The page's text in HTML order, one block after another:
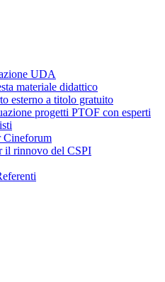
UDA
materiale didattico
esterno a titolo gratuito
progetti PTOF con esperti
Cineforum
il rinnovo del CSPI